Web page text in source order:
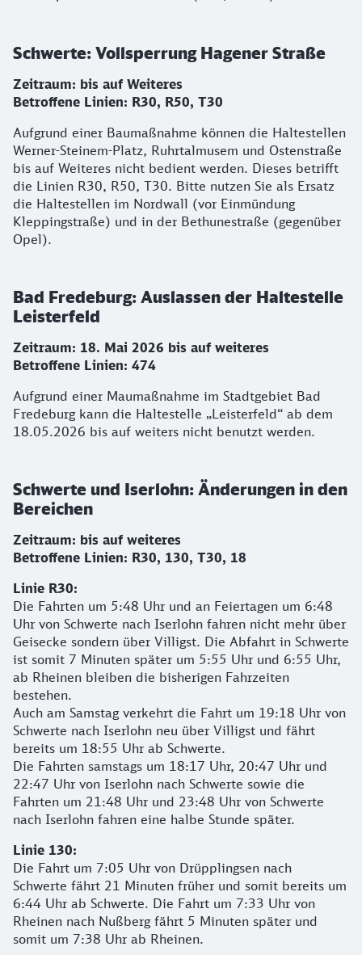
Schwerte: Vollsperrung Hagener Straße
Zeitraum: bis auf Weiteres
Betroffene Linien: R30, R50, T30
Aufgrund einer Baumaßnahme können die Haltestellen
Werner-Steinem-Platz, Ruhrtalmusem und Ostenstraße
bis auf Weiteres nicht bedient werden. Dieses betrifft
die Linien R30, R50, T30. Bitte nutzen Sie als Ersatz
die Haltestellen im Nordwall (vor Einmündung
Kleppingstraße) und in der Bethunestraße (gegenüber
Opel).
Bad Fredeburg: Auslassen der Haltestelle
Leisterfeld
Zeitraum: 18. Mai 2026 bis auf weiteres
Betroffene Linien: 474
Aufgrund einer Maumaßnahme im Stadtgebiet Bad
Fredeburg kann die Haltestelle „Leisterfeld“ ab dem
18.05.2026 bis auf weiters nicht benutzt werden.
Schwerte und Iserlohn: Änderungen in den
Bereichen
Zeitraum: bis auf weiteres
Betroffene Linien: R30, 130, T30, 18
Linie R30:
Die Fahrten um 5:48 Uhr und an Feiertagen um 6:48
Uhr von Schwerte nach Iserlohn fahren nicht mehr über
Geisecke sondern über Villigst. Die Abfahrt in Schwerte
ist somit 7 Minuten später um 5:55 Uhr und 6:55 Uhr,
ab Rheinen bleiben die bisherigen Fahrzeiten
bestehen.
Auch am Samstag verkehrt die Fahrt um 19:18 Uhr von
Schwerte nach Iserlohn neu über Villigst und fährt
bereits um 18:55 Uhr ab Schwerte.
Die Fahrten samstags um 18:17 Uhr, 20:47 Uhr und
22:47 Uhr von Iserlohn nach Schwerte sowie die
Fahrten um 21:48 Uhr und 23:48 Uhr von Schwerte
nach Iserlohn fahren eine halbe Stunde später.
Linie 130:
Die Fahrt um 7:05 Uhr von Drüpplingsen nach
Schwerte fährt 21 Minuten früher und somit bereits um
6:44 Uhr ab Schwerte. Die Fahrt um 7:33 Uhr von
Rheinen nach Nußberg fährt 5 Minuten später und
somit um 7:38 Uhr ab Rheinen.